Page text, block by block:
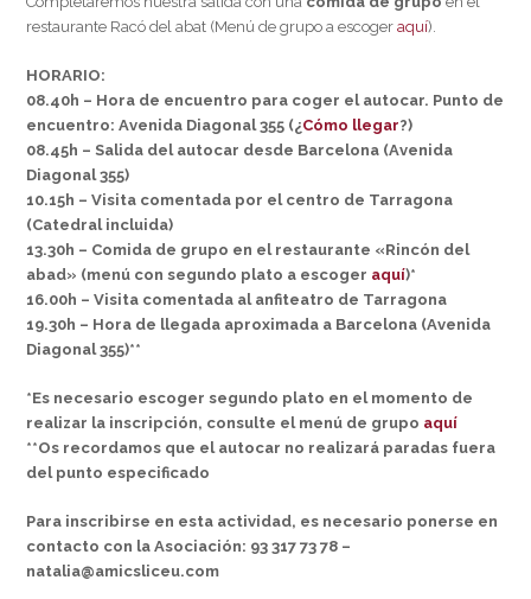
restaurante Racó del abat (Menú de grupo a escogeraquí).
HORARIO:
08.40h – Hora de encuentro para coger el autocar. Punto de
encuentro: Avenida Diagonal 355 (¿Cómo llegar?)
08.45h – Salida del autocar desde Barcelona (Avenida
Diagonal 355)
10.15h – Visita comentada por el centro de Tarragona
(Catedral incluida)
13.30h – Comida de grupo en el restaurante «Rincón del
abad» (menú con segundo plato a escoger aquí)*
16.00h – Visita comentada al anfiteatro de Tarragona
19.30h – Hora de llegada aproximada a Barcelona (Avenida
Diagonal 355)**
*Es necesario escoger segundo plato en el momento de
realizar la inscripción, consulte el menú de grupo aquí
**Os recordamos que el autocar no realizará paradas fuera
del punto especificado
Para inscribirse en esta actividad, es necesario ponerse en
contacto con la Asociación: 93 317 73 78 –
natalia@amicsliceu.com